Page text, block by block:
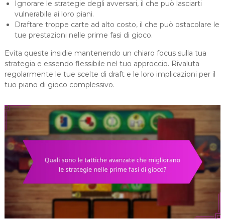
Ignorare le strategie degli avversari, il che può lasciarti
vulnerabile ai loro piani.
Draftare troppe carte ad alto costo, il che può ostacolare le
tue prestazioni nelle prime fasi di gioco.
Evita queste insidie mantenendo un chiaro focus sulla tua
strategia e essendo flessibile nel tuo approccio. Rivaluta
regolarmente le tue scelte di draft e le loro implicazioni per il
tuo piano di gioco complessivo.